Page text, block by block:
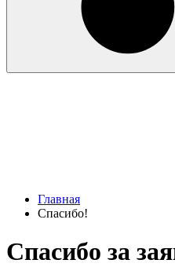
Главная
Спасибо!
Спасибо за